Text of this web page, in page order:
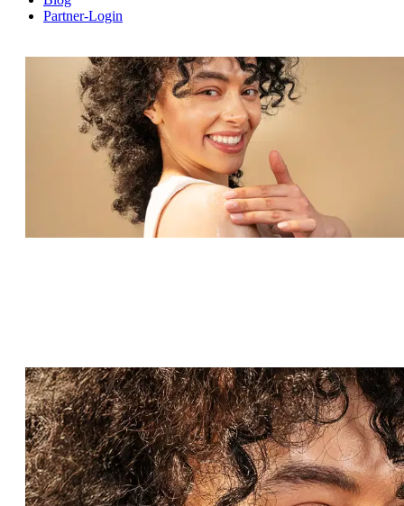
Partner-Login